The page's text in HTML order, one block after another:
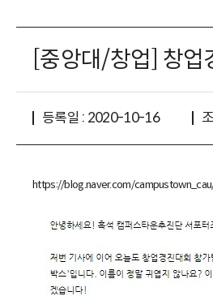
[중앙대/창업] 창
등록일 : 2020-10-16
https://blog.naver.com/